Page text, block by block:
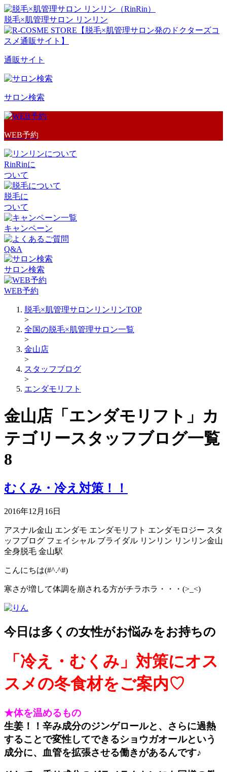
脱毛×肌管理サロン リンリン
通販サイト
サロン検索
WEB予約
RinRinに
ついて
脱毛に
ついて
キャンペーン
Q&A
サロン検索
WEB予約
脱毛×肌管理サロンリンリンTOP
>
全国の脱毛×肌管理サロン一覧
>
金山店
>
スタッフブログ
>
エンダモリフト
金山店「エンダモリフト」カ
テゴリースタッフブログ一覧
8
むくみ・冷え対策！！
2016年12月16日
アスナル金山 エンダモ エンダモリフト エンダモロジー スタ
ッフブログ フェイシャル ブライダル リンリン リンリン金山
全身脱毛 金山駅
こんにちは(#^.^#)
寒さが増して体調を崩される方がチラホラ・・・(>_<)
今日は多くの女性がお悩みをお持ちの
「冷え・むくみ」対策にオス
スメの冬食材をご案内♡
★体を温めるもの
生姜！！辛み成分のジンゲロールと、さらに過熱
することで変性してできるショウガオールという
成分に、血管を拡張させる働きがあるんです♪